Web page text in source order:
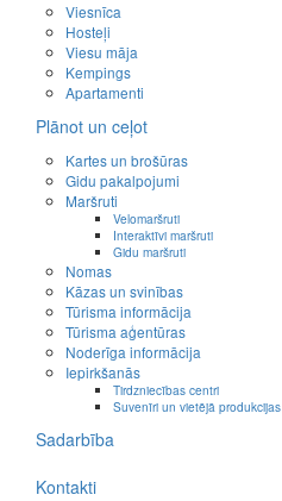
Viesnīca
Hosteļi
Viesu māja
Kempings
Apartamenti
Plānot un ceļot
Kartes un brošūras
Gidu pakalpojumi
Maršruti
Velomaršruti
Interaktīvi maršruti
Gidu maršruti
Nomas
Kāzas un svinības
Tūrisma informācija
Tūrisma aģentūras
Noderīga informācija
Iepirkšanās
Tirdzniecības centri
Suvenīri un vietējā produkcijas
Sadarbība
Kontakti